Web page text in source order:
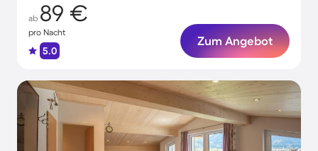
ab 89 €
pro Nacht
5.0
Zum Angebot